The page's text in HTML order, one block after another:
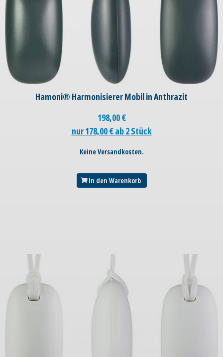
Hamoni® Harmonisierer Mobil in Anthrazit
198,00€
nur 178,00 € ab 2 Stück
Keine Versandkosten.
In den Warenkorb